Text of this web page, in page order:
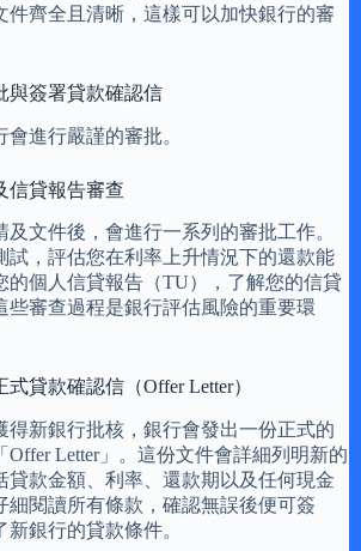
件齊全且清晰，這樣可以加快銀行的審
與簽署貸款確認信
進行嚴謹的審批。
信貸報告審查
文件後，會進行一系列的審批工作。
試，評估您在利率上升情況下的還款能
的個人信貸報告（TU），了解您的信貸
些審查過程是銀行評估風險的重要環
貸款確認信（Offer Letter）
得新銀行批核，銀行會發出一份正式的
Letter」。這份文件會詳細列明新的
貸款金額、利率、還款期以及任何現金
細閱讀所有條款，確認無誤後便可簽
銀行的貸款條件。